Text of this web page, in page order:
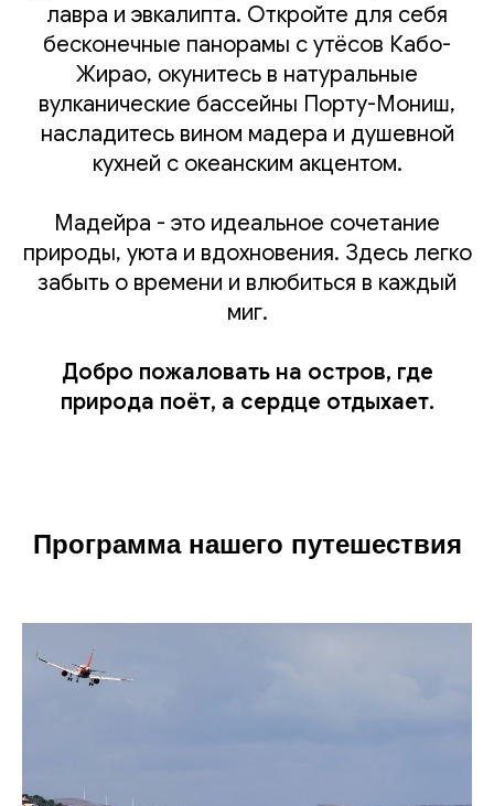
лавра и эвкалипта. Откройте для себя
бесконечные панорамы с утёсов Кабо-
Жирао, окунитесь в натуральные
вулканические бассейны Порту-Мониш,
насладитесь вином мадера и душевной
кухней с океанским акцентом.
Мадейра - это идеальное сочетание
природы, уюта и вдохновения. Здесь легко
забыть о времени и влюбиться в каждый
миг.
Добро пожаловать на остров, где
природа поёт, а сердце отдыхает.
Программа нашего путешествия